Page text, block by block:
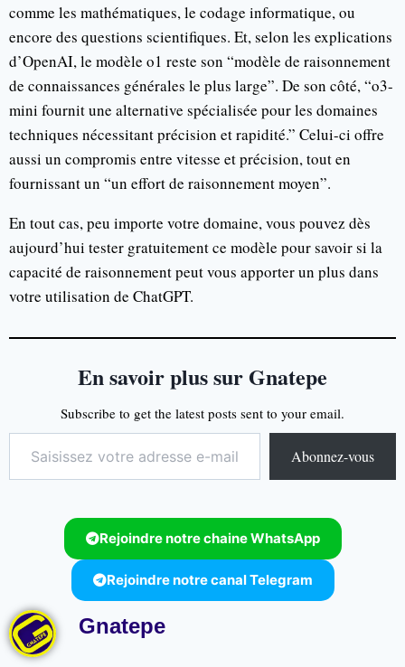
comme les mathématiques, le codage informatique, ou
encore des questions scientifiques. Et, selon les explications
d’OpenAI, le modèle o1 reste son “modèle de raisonnement
de connaissances générales le plus large”. De son côté, “o3-
mini fournit une alternative spécialisée pour les domaines
techniques nécessitant précision et rapidité.” Celui-ci offre
aussi un compromis entre vitesse et précision, tout en
fournissant un “un effort de raisonnement moyen”.
En tout cas, peu importe votre domaine, vous pouvez dès
aujourd’hui tester gratuitement ce modèle pour savoir si la
capacité de raisonnement peut vous apporter un plus dans
votre utilisation de ChatGPT.
En savoir plus sur Gnatepe
Subscribe to get the latest posts sent to your email.
Abonnez-vous
Rejoindre notre chaine WhatsApp
Rejoindre notre canal Telegram
Gnatepe